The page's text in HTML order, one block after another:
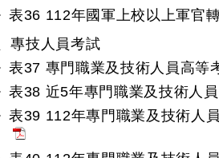
表36 112年國軍上校以上軍官
專技人員考試
表37 專門職業及技術人員高等
表38 近5年專門職業及技術人
表39 112年專門職業及技術人